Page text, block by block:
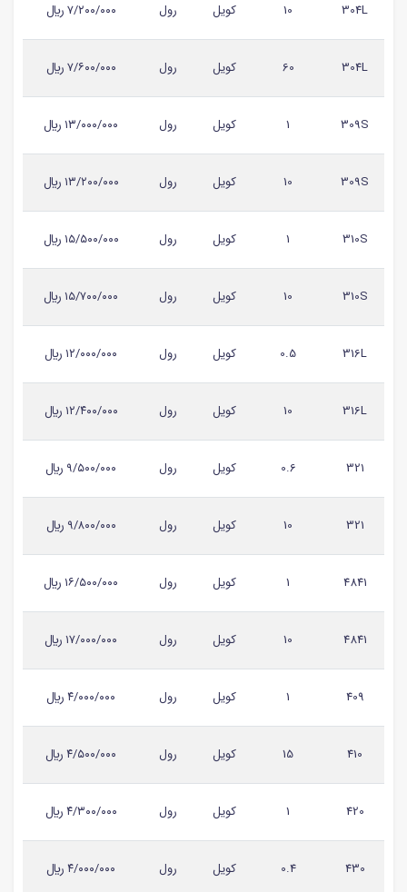
304L
10 کویل رول ۷/۲۰۰/۰۰۰ ريال
304L
60 کویل رول ۷/۶۰۰/۰۰۰ ريال
309S
1 کویل رول ۱۳/۰۰۰/۰۰۰ ريال
309S
10 کویل رول ۱۳/۲۰۰/۰۰۰ ريال
310S
1 کویل رول ۱۵/۵۰۰/۰۰۰ ريال
310S
10 کویل رول ۱۵/۷۰۰/۰۰۰ ريال
316L
0.5 کویل رول ۱۲/۰۰۰/۰۰۰ ريال
316L
10 کویل رول ۱۲/۴۰۰/۰۰۰ ريال
321
0.6 کویل رول ۹/۵۰۰/۰۰۰ ريال
321
10 کویل رول ۹/۸۰۰/۰۰۰ ريال
4841
1 کویل رول ۱۶/۵۰۰/۰۰۰ ريال
4841
10 کویل رول ۱۷/۰۰۰/۰۰۰ ريال
409
1 کویل رول ۴/۰۰۰/۰۰۰ ريال
410
15 کویل رول ۴/۵۰۰/۰۰۰ ريال
420
1 کویل رول ۴/۳۰۰/۰۰۰ ريال
430
0.4 کویل رول ۴/۰۰۰/۰۰۰ ريال